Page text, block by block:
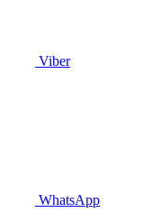
Viber
WhatsApp